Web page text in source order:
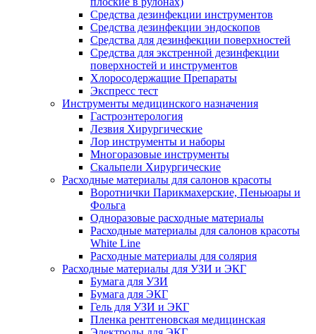
Средства дезинфекции инструментов
Средства дезинфекции эндоскопов
Средства для дезинфекции поверхностей
Средства для экстренной дезинфекции
поверхностей и инструментов
Хлоросодержащие Препараты
Экспресс тест
Инструменты медицинского назначения
Гастроэнтерология
Лезвия Хирургические
Лор инструменты и наборы
Многоразовые инструменты
Скальпели Хирургические
Расходные материалы для салонов красоты
Воротнички Парикмахерские, Пеньюары и
Фольга
Одноразовые расходные материалы
Расходные материалы для салонов красоты
White Line
Расходные материалы для солярия
Расходные материалы для УЗИ и ЭКГ
Бумага для УЗИ
Бумага для ЭКГ
Гель для УЗИ и ЭКГ
Пленка рентгеновская медицинская